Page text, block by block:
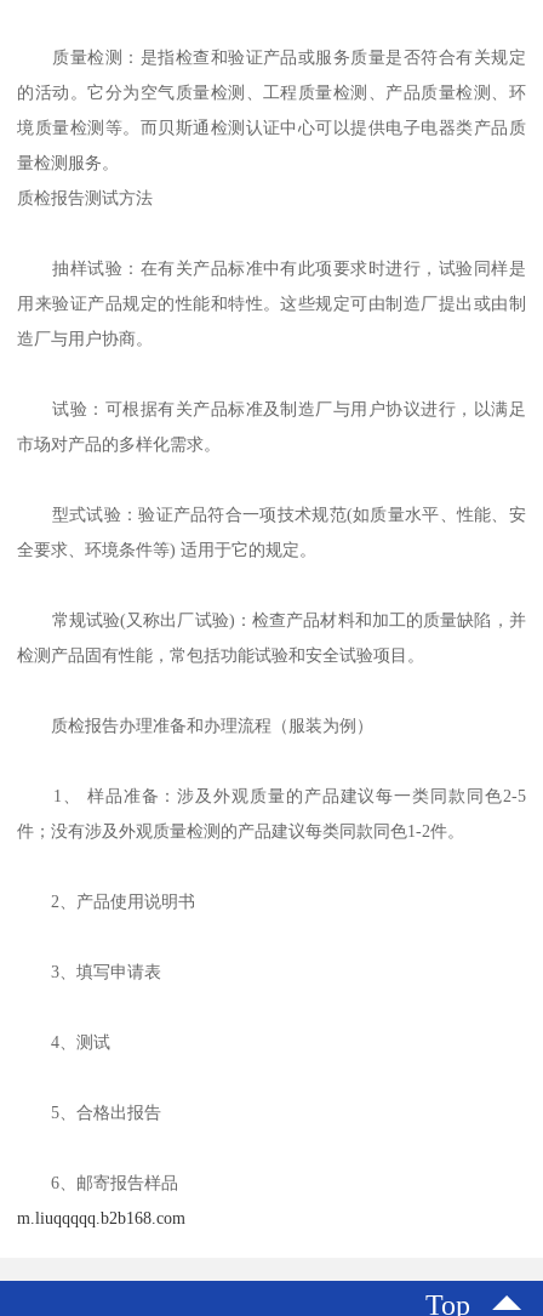
质量检测：是指检查和验证产品或服务质量是否符合有关规定
的活动。它分为空气质量检测、工程质量检测、产品质量检测、环
境质量检测等。而贝斯通检测认证中心可以提供电子电器类产品质
量检测服务。
质检报告测试方法
抽样试验：在有关产品标准中有此项要求时进行，试验同样是
用来验证产品规定的性能和特性。这些规定可由制造厂提出或由制
造厂与用户协商。
试验：可根据有关产品标准及制造厂与用户协议进行，以满足
市场对产品的多样化需求。
型式试验：验证产品符合一项技术规范(如质量水平、性能、安
全要求、环境条件等) 适用于它的规定。
常规试验(又称出厂试验)：检查产品材料和加工的质量缺陷，并
检测产品固有性能，常包括功能试验和安全试验项目。
质检报告办理准备和办理流程（服装为例）
1、 样品准备：涉及外观质量的产品建议每一类同款同色2-5
件；没有涉及外观质量检测的产品建议每类同款同色1-2件。
2、产品使用说明书
3、填写申请表
4、测试
5、合格出报告
6、邮寄报告样品
m.liuqqqqq.b2b168.com
Top